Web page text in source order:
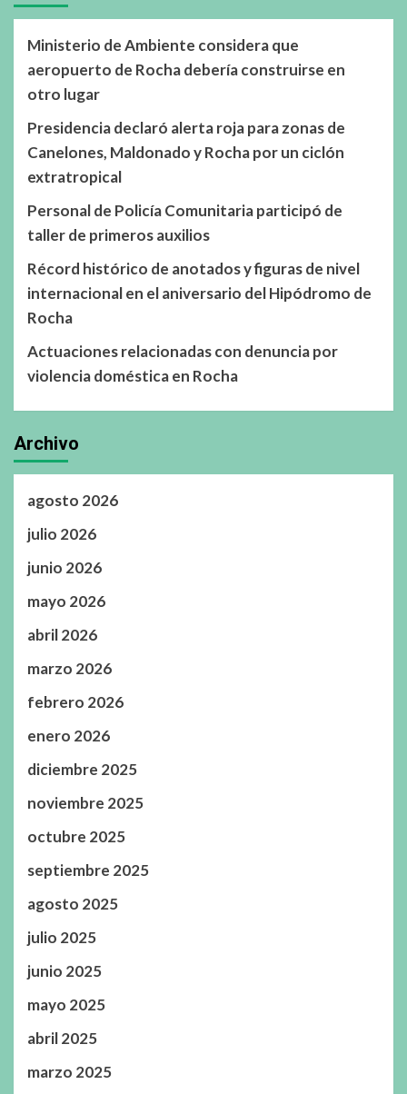
Ministerio de Ambiente considera que
aeropuerto de Rocha debería construirse en
otro lugar
Presidencia declaró alerta roja para zonas de
Canelones, Maldonado y Rocha por un ciclón
extratropical
Personal de Policía Comunitaria participó de
taller de primeros auxilios
Récord histórico de anotados y figuras de nivel
internacional en el aniversario del Hipódromo de
Rocha
Actuaciones relacionadas con denuncia por
violencia doméstica en Rocha
Archivo
agosto 2026
julio 2026
junio 2026
mayo 2026
abril 2026
marzo 2026
febrero 2026
enero 2026
diciembre 2025
noviembre 2025
octubre 2025
septiembre 2025
agosto 2025
julio 2025
junio 2025
mayo 2025
abril 2025
marzo 2025